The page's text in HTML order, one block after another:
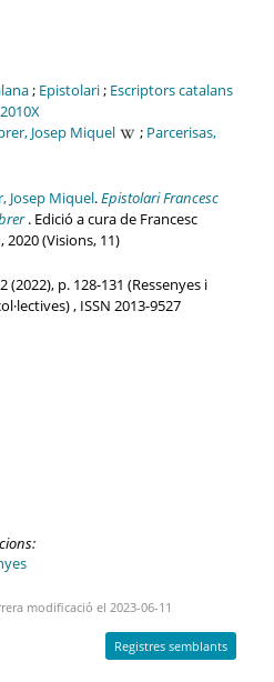
; Epistolari; Escriptors catalans
2010X
Josep Miquel ; Parcerisas,
Josep Miquel.Epistolari Francesc
. Edició a cura de Francesc
2020 (Visions, 11)
(2022), p. 128-131 (Ressenyes i
, ISSN 2013-9527
modificació el 2023-06-11
Registres semblants